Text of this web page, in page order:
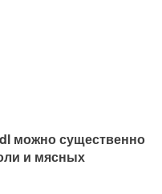
можно существенно
и мясных